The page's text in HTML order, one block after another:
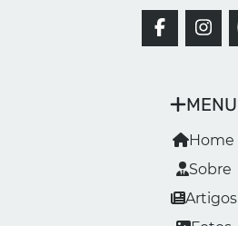
MENU
Home
Sobre
Artigos